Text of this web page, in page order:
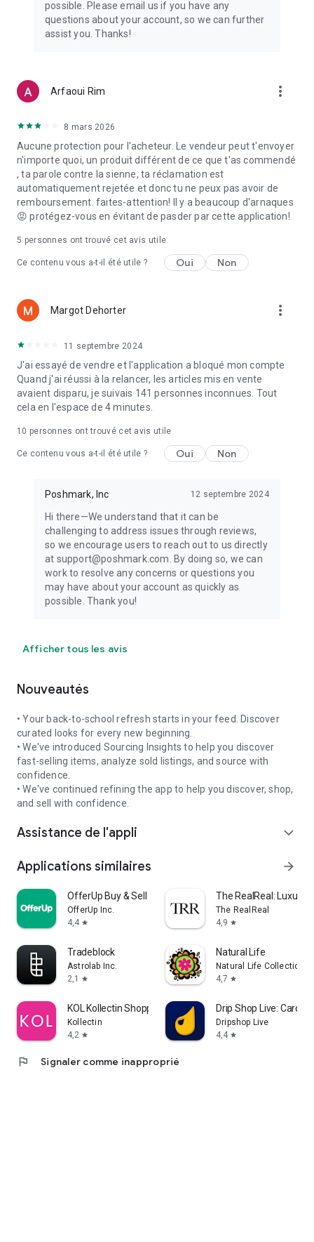
CE QUE LES GENS DISENT
"Poshmark est une excellente plateforme de revente en
ligne." -Vogue
offres sur des marques populaires comme Lululemon, Free
People et Anthropologie." —Popsucre
"Poshmark est un excellent moyen de vendre et d'acheter
des vêtements. Cette application secondaire (ou pour
certaines personnes, leur travail à temps plein !) vous permet
de prendre une photo de quelque chose dans votre garde-
robe et de la télécharger sur votre compte en moins de 60
minutes. secondes, le tout depuis votre téléphone." -Parade
pour récolter des fonds pour de bonnes causes, comme DJ
Khaled, Serena Williams, Katherine Heigl et Rachael Ray." —
possible. Please email us if you have any
questions about your account, so we can further
assist you. Thanks!
Arfaoui Rim more_vert
8 mars 2026
Aucune protection pour l'acheteur. Le vendeur peut t'envoyer
n'importe quoi, un produit différent de ce que t'as commendé
, ta parole contre la sienne, ta réclamation est
automatiquement rejetée et donc tu ne peux pas avoir de
remboursement. faites-attention! Il y a beaucoup d'arnaques
😡 protégez-vous en évitant de pasder par cette application!
5 personnes ont trouvé cet avis utile
Ce contenu vous a-t-il été utile ? Oui Non
Margot Dehorter more_vert
11 septembre 2024
J'ai essayé de vendre et l'application a bloqué mon compte
Quand j'ai réussi à la relancer, les articles mis en vente
avaient disparu, je suivais 141 personnes inconnues. Tout
cela en l'espace de 4 minutes.
10 personnes ont trouvé cet avis utile
Ce contenu vous a-t-il été utile ? Oui Non
Poshmark, Inc 12 septembre 2024
Hi there—We understand that it can be
challenging to address issues through reviews,
so we encourage users to reach out to us directly
at support@poshmark.com. By doing so, we can
work to resolve any concerns or questions you
may have about your account as quickly as
possible. Thank you!
Afficher tous les avis
Nouveautés
• Your back-to-school refresh starts in your feed. Discover
curated looks for every new beginning.
• We've introduced Sourcing Insights to help you discover
fast-selling items, analyze sold listings, and source with
confidence.
• We've continued refining the app to help you discover, shop,
and sell with confidence.
Assistance de l'appli expand_more
Applications similaires arrow_forward
OfferUp Buy & Sell Marketplace
OfferUp Inc.
4,4 star
The RealReal: Luxury
The RealReal
4,9 star
Tradeblock
Astrolab Inc.
2,1
star
Natural Life
Natural Life Collections
4,7 star
KOL Kollectin Shopping
Kollectin
4,2 star
Drip Shop Live: Card
Dripshop Live
4,4 star
flag Signaler comme inapproprié